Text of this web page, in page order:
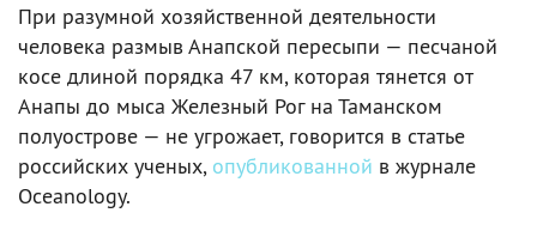
При разумной хозяйственной деятельности
человека размыв Анапской пересыпи — песчаной
косе длиной порядка 47 км, которая тянется от
Анапы до мыса Железный Рог на Таманском
полуострове — не угрожает, говорится в статье
российских ученых, опубликованной в журнале
Oceanology.